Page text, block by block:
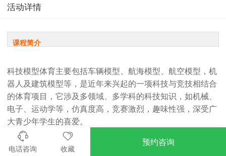
活动详情
课程简介
科技模型体育主要包括车辆模型、航海模型、航空模型，机
器人及建筑模型等，是近年来兴起的一项科技与竞技相结合
的体育项目，它涉及多领域、多学科的科技知识，如机械、
电子、运动学等，仿真度高，竞赛激烈，趣味性强，深受广
大青少年学生的喜爱。
青少年参与科技模型竞赛及活动，既能学习和体验到课堂无
法给予的知识，又能轻松愉快地享受其中的乐趣，寓教于
电话咨询 收藏
预约咨询